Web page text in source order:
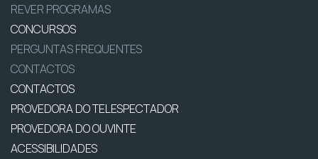
REVER PROGRAMAS
CONCURSOS
PERGUNTAS FREQUENTES
CONTACTOS
CONTACTOS
PROVEDORA DO TELESPECTADOR
PROVEDORA DO OUVINTE
ACESSIBILIDADES